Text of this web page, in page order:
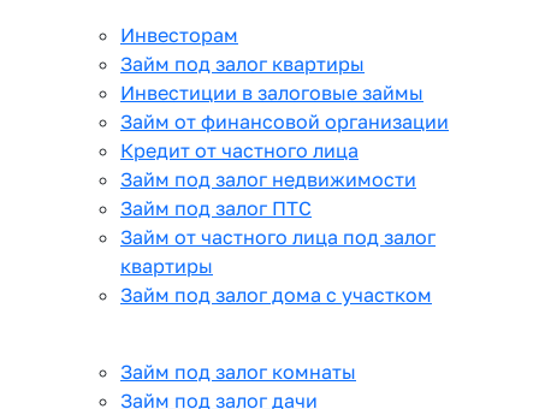
Инвесторам
Займ под залог квартиры
Инвестиции в залоговые займы
Займ от финансовой организации
Кредит от частного лица
Займ под залог недвижимости
Займ под залог ПТС
Займ от частного лица под залог
квартиры
Займ под залог дома с участком
Займ под залог комнаты
Займ под залог дачи